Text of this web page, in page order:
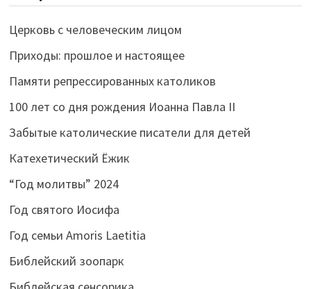
Церковь с человеческим лицом
Приходы: прошлое и настоящее
Памяти репрессированных католиков
100 лет со дня рождения Иоанна Павла II
Забытые католические писатели для детей
Катехетический Ёжик
“Год молитвы” 2024
Год святого Иосифа
Год семьи Amoris Laetitia
Библейский зоопарк